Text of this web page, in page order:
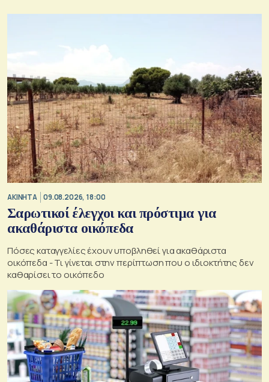
ΑΚΙΝΗΤΑ 09.08.2026, 18:00
Σαρωτικοί έλεγχοι και πρόστιμα για
ακαθάριστα οικόπεδα
Πόσες καταγγελίες έχουν υποβληθεί για ακαθάριστα
οικόπεδα - Τι γίνεται στην περίπτωση που ο ιδιοκτήτης δεν
καθαρίσει το οικόπεδο